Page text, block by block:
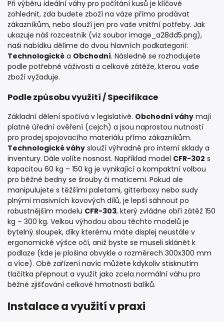
Při výběru ideální váhy pro počítání kusů je klíčové
zohlednit, zda budete zboží na váze přímo prodávat
zákazníkům, nebo slouží jen pro vaše vnitřní potřeby. Jak
ukazuje náš rozcestník (viz soubor image_a28dd5.png),
naši nabídku dělíme do dvou hlavních podkategorií:
Technologické a Obchodní. Následně se rozhodujete
podle potřebné váživosti a celkové zátěže, kterou vaše
zboží vyžaduje.
Podle způsobu využití / Specifikace
Základní dělení spočívá v legislativě. Obchodní váhy mají
platné úřední ověření (cejch) a jsou naprostou nutností
pro prodej spojovacího materiálu přímo zákazníkům.
Technologické váhy slouží výhradně pro interní sklady a
inventury. Dále volíte nosnost. Například model CFR-302 s
kapacitou 60 kg – 150 kg je vynikající a kompaktní volbou
pro běžné bedny se šrouby či maticemi. Pokud ale
manipulujete s těžšími paletami, gitterboxy nebo sudy
plnými masivních kovových dílů, je lepší sáhnout po
robustnějším modelu CFR-303, který zvládne obří zátěž 150
kg – 300 kg. Velkou výhodou obou těchto modelů je
bytelný sloupek, díky kterému máte displej neustále v
ergonomické výšce očí, aniž byste se museli sklánět k
podlaze (kde je plošina obvykle o rozměrech 300x300 mm
a více). Obě zařízení navíc můžete kdykoliv stisknutím
tlačítka přepnout a využít jako zcela normální váhu pro
běžné zjišťování celkové hmotnosti balíků.
Instalace a využití v praxi